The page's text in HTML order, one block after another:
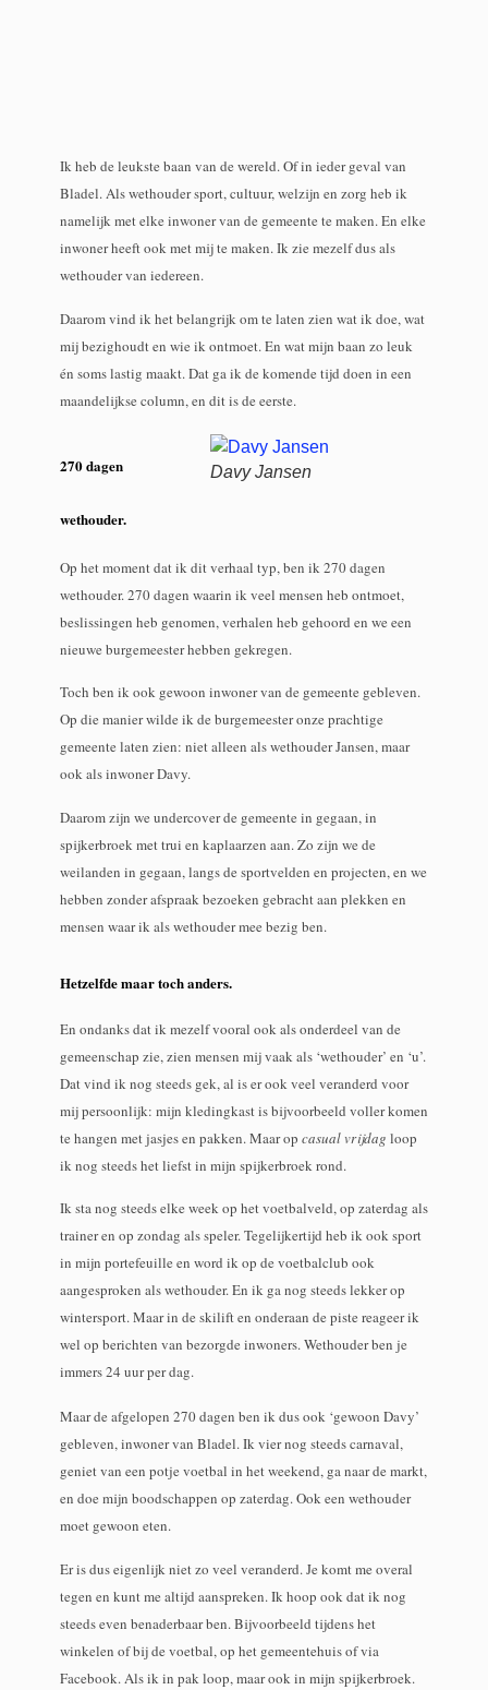
Ik heb de leukste baan van de wereld. Of in ieder geval van
Bladel. Als wethouder sport, cultuur, welzijn en zorg heb ik
namelijk met elke inwoner van de gemeente te maken. En elke
inwoner heeft ook met mij te maken. Ik zie mezelf dus als
wethouder van iedereen.
Daarom vind ik het belangrijk om te laten zien wat ik doe, wat
mij bezighoudt en wie ik ontmoet. En wat mijn baan zo leuk
én soms lastig maakt. Dat ga ik de komende tijd doen in een
maandelijkse column, en dit is de eerste.
Davy Jansen
270 dagen
wethouder.
Op het moment dat ik dit verhaal typ, ben ik 270 dagen
wethouder. 270 dagen waarin ik veel mensen heb ontmoet,
beslissingen heb genomen, verhalen heb gehoord en we een
nieuwe burgemeester hebben gekregen.
Toch ben ik ook gewoon inwoner van de gemeente gebleven.
Op die manier wilde ik de burgemeester onze prachtige
gemeente laten zien: niet alleen als wethouder Jansen, maar
ook als inwoner Davy.
Daarom zijn we undercover de gemeente in gegaan, in
spijkerbroek met trui en kaplaarzen aan. Zo zijn we de
weilanden in gegaan, langs de sportvelden en projecten, en we
hebben zonder afspraak bezoeken gebracht aan plekken en
mensen waar ik als wethouder mee bezig ben.
Hetzelfde maar toch anders.
En ondanks dat ik mezelf vooral ook als onderdeel van de
gemeenschap zie, zien mensen mij vaak als ‘wethouder’ en ‘u’.
Dat vind ik nog steeds gek, al is er ook veel veranderd voor
mij persoonlijk: mijn kledingkast is bijvoorbeeld voller komen
te hangen met jasjes en pakken. Maar op casual vrijdag loop
ik nog steeds het liefst in mijn spijkerbroek rond.
Ik sta nog steeds elke week op het voetbalveld, op zaterdag als
trainer en op zondag als speler. Tegelijkertijd heb ik ook sport
in mijn portefeuille en word ik op de voetbalclub ook
aangesproken als wethouder. En ik ga nog steeds lekker op
wintersport. Maar in de skilift en onderaan de piste reageer ik
wel op berichten van bezorgde inwoners. Wethouder ben je
immers 24 uur per dag.
Maar de afgelopen 270 dagen ben ik dus ook ‘gewoon Davy’
gebleven, inwoner van Bladel. Ik vier nog steeds carnaval,
geniet van een potje voetbal in het weekend, ga naar de markt,
en doe mijn boodschappen op zaterdag. Ook een wethouder
moet gewoon eten.
Er is dus eigenlijk niet zo veel veranderd. Je komt me overal
tegen en kunt me altijd aanspreken. Ik hoop ook dat ik nog
steeds even benaderbaar ben. Bijvoorbeeld tijdens het
winkelen of bij de voetbal, op het gemeentehuis of via
Facebook. Als ik in pak loop, maar ook in mijn spijkerbroek.